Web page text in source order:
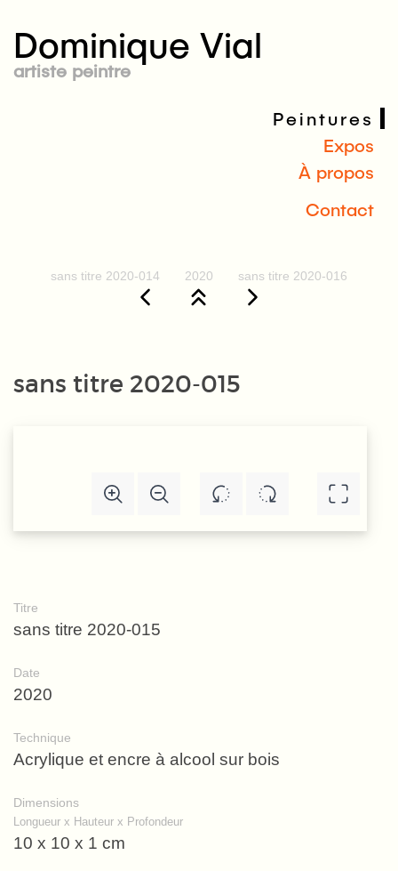
Dominique Vial
artiste peintre
Peintures
Expos
À propos
Contact
sans titre 2020-014 2020 sans titre 2020-016
sans titre 2020-015
Titre
sans titre 2020-015
Date
2020
Technique
Acrylique et encre à alcool sur bois
Dimensions
Longueur x Hauteur x Profondeur
10 x 10 x 1 cm